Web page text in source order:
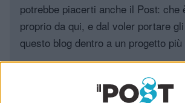
potrebbe piacerti anche il Post: che
proprio da qui, e dal voler portare
questo blog dentro a un progetto più
un progetto giornalistico che